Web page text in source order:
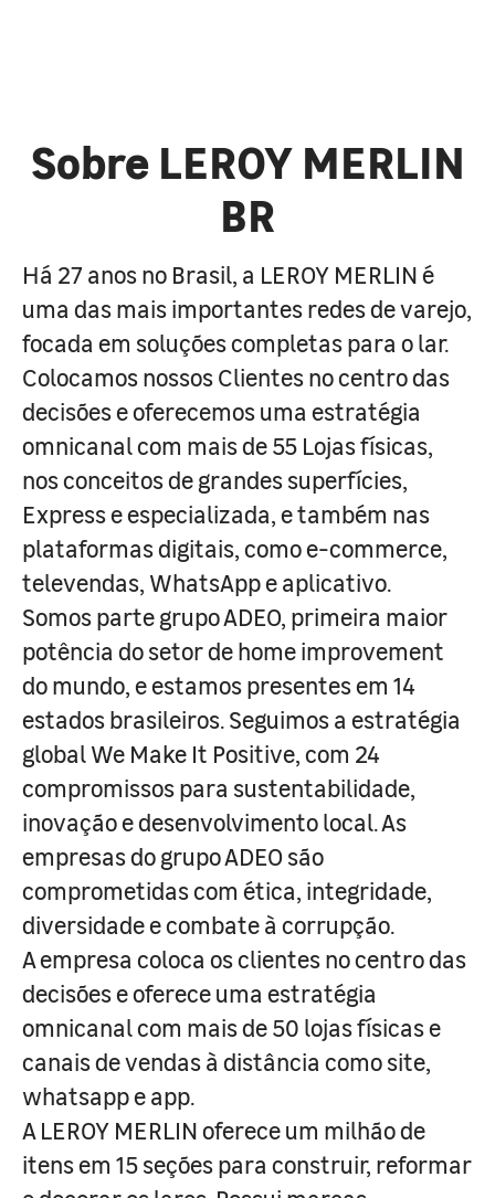
Sobre LEROY MERLIN
BR
Há 27 anos no Brasil, a LEROY MERLIN é
uma das mais importantes redes de varejo,
focada em soluções completas para o lar.
Colocamos nossos Clientes no centro das
decisões e oferecemos uma estratégia
omnicanal com mais de 55 Lojas físicas,
nos conceitos de grandes superfícies,
Express e especializada, e também nas
plataformas digitais, como e-commerce,
televendas, WhatsApp e aplicativo.
Somos parte grupo ADEO, primeira maior
potência do setor de home improvement
do mundo, e estamos presentes em 14
estados brasileiros. Seguimos a estratégia
global We Make It Positive, com 24
compromissos para sustentabilidade,
inovação e desenvolvimento local. As
empresas do grupo ADEO são
comprometidas com ética, integridade,
diversidade e combate à corrupção.
A empresa coloca os clientes no centro das
decisões e oferece uma estratégia
omnicanal com mais de 50 lojas físicas e
canais de vendas à distância como site,
whatsapp e app.
A LEROY MERLIN oferece um milhão de
itens em 15 seções para construir, reformar